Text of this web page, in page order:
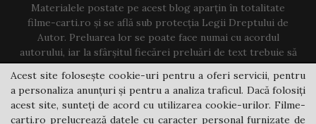
Materialele postate pe acest blog aparțin în totalitate
filme-carti.ro și se află sub protecția Legii Dreptului de
Autor. Preluarea lor se poate face numai cu acordul
autorului, iar la sfârșitul fiecărei preluări de text trebuie să
existe un link către acest blog.
Contact us:jovi@filme-carti.ro
Acest site folosește cookie-uri pentru a oferi servicii, pentru
a personaliza anunțuri și pentru a analiza traficul. Dacă folosiți
acest site, sunteți de acord cu utilizarea cookie-urilor. Filme-
carti.ro prelucrează datele cu caracter personal furnizate de